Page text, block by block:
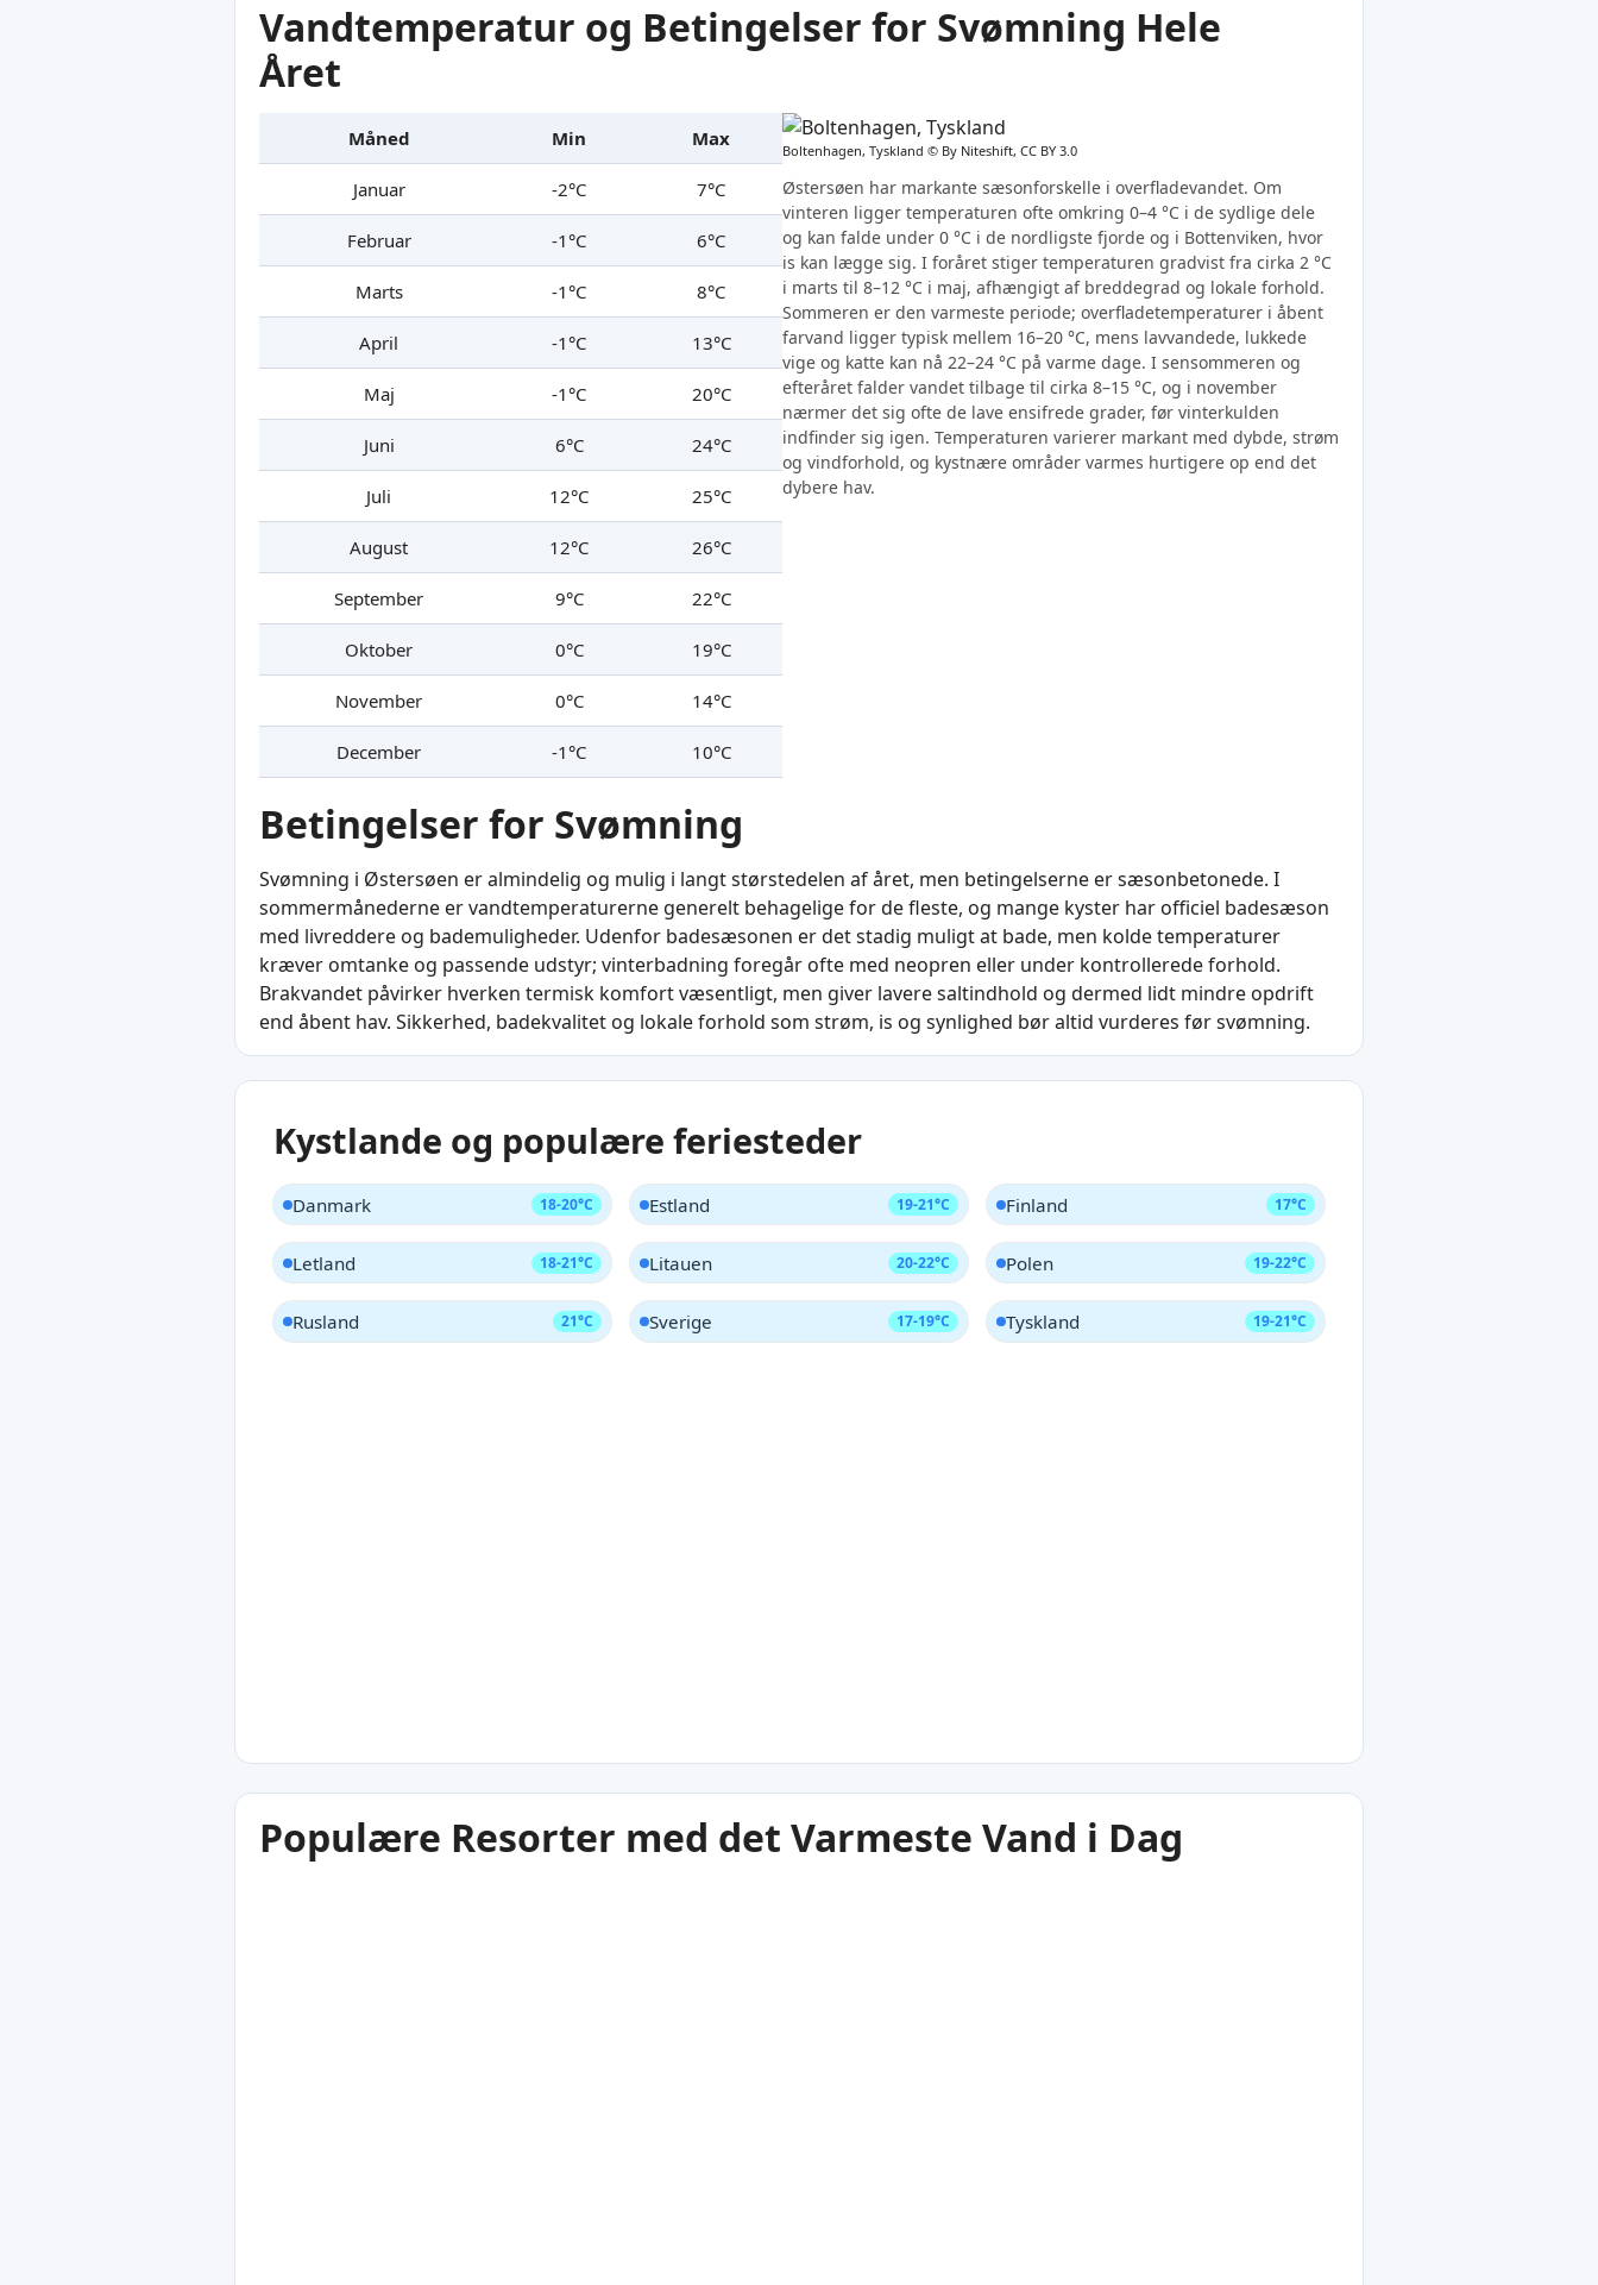
Vandtemperatur og Betingelser for Svømning Hele
Året
Måned Min Max
Januar -2°C 7°C
Februar -1°C 6°C
Marts -1°C 8°C
April -1°C 13°C
Maj -1°C 20°C
Juni 6°C 24°C
Juli 12°C 25°C
August 12°C 26°C
September 9°C 22°C
Oktober 0°C 19°C
November 0°C 14°C
December -1°C 10°C
Boltenhagen, Tyskland © By Niteshift, CC BY 3.0
Østersøen har markante sæsonforskelle i overfladevandet. Om
vinteren ligger temperaturen ofte omkring 0–4 °C i de sydlige dele
og kan falde under 0 °C i de nordligste fjorde og i Bottenviken, hvor
is kan lægge sig. I foråret stiger temperaturen gradvist fra cirka 2 °C
i marts til 8–12 °C i maj, afhængigt af breddegrad og lokale forhold.
Sommeren er den varmeste periode; overfladetemperaturer i åbent
farvand ligger typisk mellem 16–20 °C, mens lavvandede, lukkede
vige og katte kan nå 22–24 °C på varme dage. I sensommeren og
efteråret falder vandet tilbage til cirka 8–15 °C, og i november
nærmer det sig ofte de lave ensifrede grader, før vinterkulden
indfinder sig igen. Temperaturen varierer markant med dybde, strøm
og vindforhold, og kystnære områder varmes hurtigere op end det
dybere hav.
Betingelser for Svømning
Svømning i Østersøen er almindelig og mulig i langt størstedelen af året, men betingelserne er sæsonbetonede. I
sommermånederne er vandtemperaturerne generelt behagelige for de fleste, og mange kyster har officiel badesæson
med livreddere og bademuligheder. Udenfor badesæsonen er det stadig muligt at bade, men kolde temperaturer
kræver omtanke og passende udstyr; vinterbadning foregår ofte med neopren eller under kontrollerede forhold.
Brakvandet påvirker hverken termisk komfort væsentligt, men giver lavere saltindhold og dermed lidt mindre opdrift
end åbent hav. Sikkerhed, badekvalitet og lokale forhold som strøm, is og synlighed bør altid vurderes før svømning.
Kystlande og populære feriesteder
Danmark 18-20°C Estland 19-21°C Finland 17°C
Letland 18-21°C Litauen 20-22°C Polen 19-22°C
Rusland 21°C Sverige 17-19°C Tyskland 19-21°C
Populære Resorter med det Varmeste Vand i Dag